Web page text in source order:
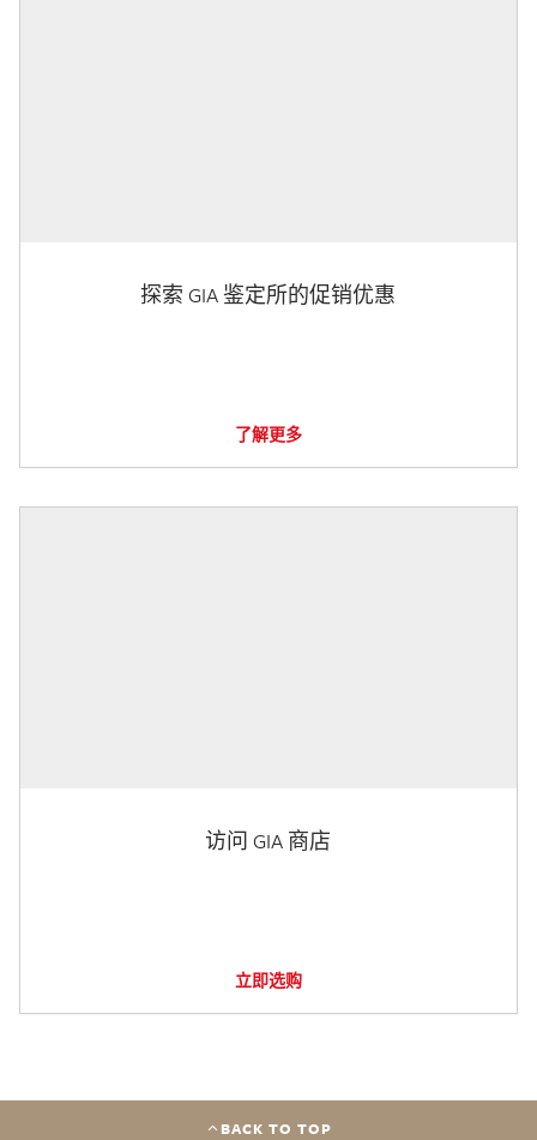
探索 GIA 鉴定所的促销优惠
了解更多
访问 GIA 商店
立即选购
BACK TO TOP